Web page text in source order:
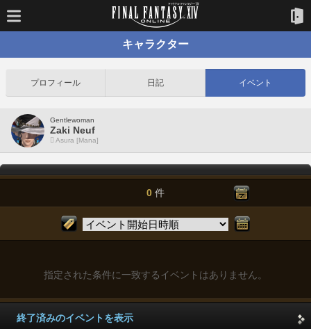
キャラクター
プロフィール 日記 イベント
Gentlewoman
Zaki Neuf
Asura [Mana]
0 件
指定された条件に一致するイベントはありません。
終了済みのイベントを表示